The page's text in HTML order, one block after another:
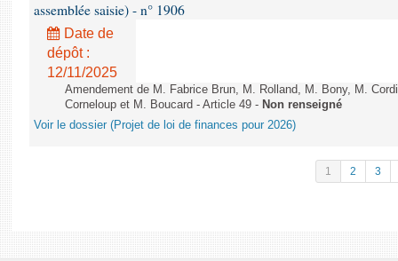
assemblée saisie) - n° 1906
Date de
dépôt :
12/11/2025
Amendement de M. Fabrice Brun, M. Rolland, M. Bony, M.
Corneloup et M. Boucard - Article 49 - Non renseigné
Voir le dossier (Projet de loi de finances pour 2026)
1 2 3